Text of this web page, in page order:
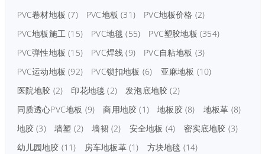
PVC卷材地板 (7) PVC地板 (31) PVC地板价格 (2)
PVC地板施工(15) PVC地毯 (55) PVC塑胶地板 (354)
PVC弹性地板 (15) PVC焊线 (9) PVC自粘地板 (3)
PVC运动地板 (92) PVC锁扣地板 (6) 亚麻地板 (10)
医院地胶 (2) 印花地毯 (2) 发泡底地胶 (2)
同质透心PVC地板 (9) 商用地胶 (1) 地板胶(8) 地板革 (8)
地胶(3) 墙塑 (2) 墙裙(2) 安全地板 (4) 密实底地胶 (3)
幼儿园地胶 (11) 房车地板革(1) 方块地毯 (14)